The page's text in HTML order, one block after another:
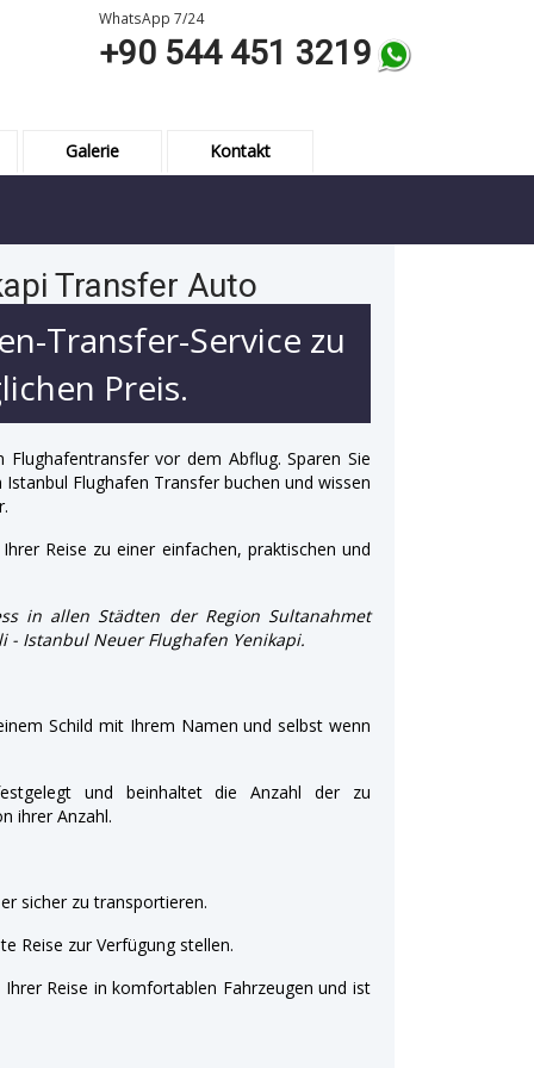
WhatsApp 7/24
+90 544 451 3219
Galerie Kontakt
Transfer Auto
Transfer-Service zu
Preis.
vor dem Abflug. Sparen Sie
Flughafen Transfer buchen und wissen
Reise zu einer einfachen, praktischen und
in allen Städten der Region Sultanahmet
- Istanbul Neuer Flughafen Yenikapi.
Schild mit Ihrem Namen und selbst wenn
und beinhaltet die Anzahl der zu
ihrer Anzahl.
sicher zu transportieren.
Reise zur Verfügung stellen.
Reise in komfortablen Fahrzeugen und ist